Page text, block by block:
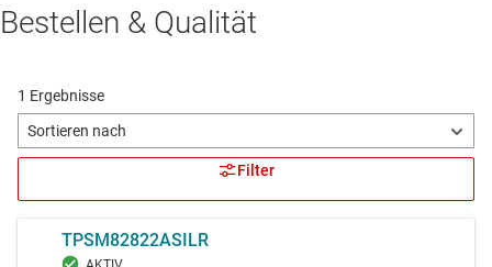
Bestellen & Qualität